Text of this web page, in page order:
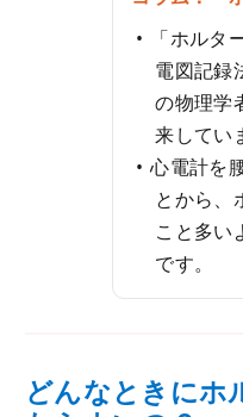
「ホルタ
電図記録
の物理学
来してい
心電計を
とから、
こと多い
です。
どんなときにホ